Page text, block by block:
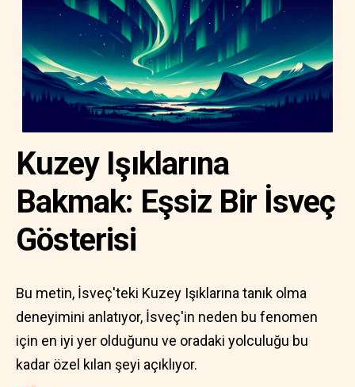
Kuzey Işıklarına
Bakmak: Eşsiz Bir İsveç
Gösterisi
Bu metin, İsveç'teki Kuzey Işıklarına tanık olma
deneyimini anlatıyor, İsveç'in neden bu fenomen
için en iyi yer olduğunu ve oradaki yolculuğu bu
kadar özel kılan şeyi açıklıyor.